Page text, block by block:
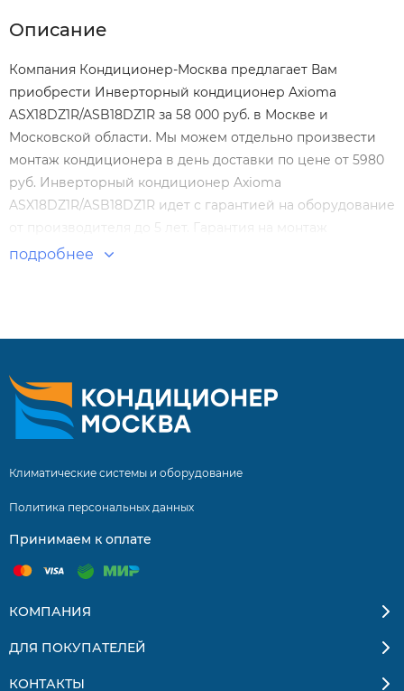
Описание
Компания Кондиционер-Москва предлагает Вам
приобрести Инверторный кондиционер Axioma
ASX18DZ1R/ASB18DZ1R за 58 000 руб. в Москве и
Московской области. Мы можем отдельно произвести
монтаж кондиционера в день доставки по цене от 5980
руб. Инверторный кондиционер Axioma
ASX18DZ1R/ASB18DZ1R идет с гарантией на оборудование
от производителя до 5 лет. Гарантия на монтаж
Инверторный кондиционер Axioma
кондиционеров и сплит-систем по Москве и
специалисты. Гарантия на монтаж 5 лет.
подробнее
Климатические системы и оборудование
Политика персональных данных
Принимаем к оплате
КОМПАНИЯ
ДЛЯ ПОКУПАТЕЛЕЙ
КОНТАКТЫ